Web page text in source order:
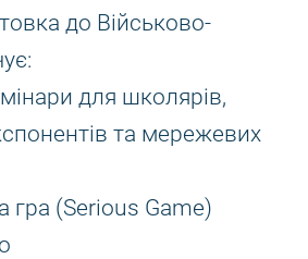
до Військово-
для школярів,
та мережевих
гра (Serious Game)